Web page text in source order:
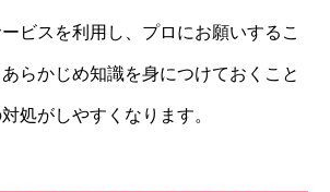
ビスを利用し、プロにお願いするこ
らかじめ知識を身につけておくこと
処がしやすくなります。